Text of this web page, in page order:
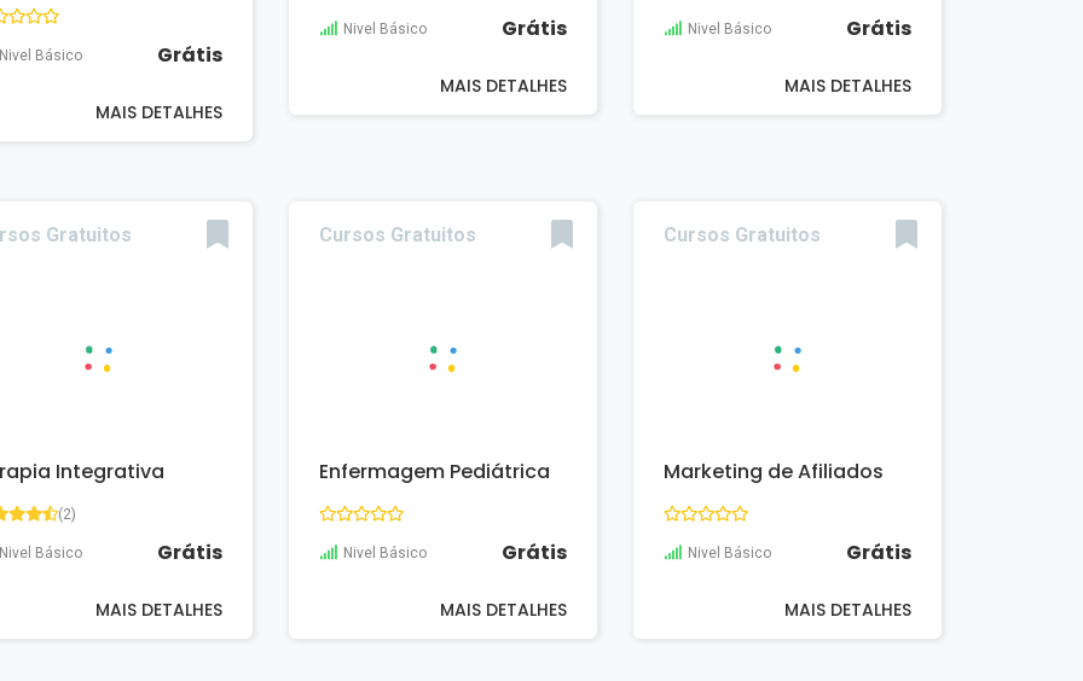
Nivel Básico Grátis
MAIS DETALHES
Nivel Básico Grátis
MAIS DETALHES
Nivel Básico Grátis
MAIS DETALHES
Gratuitos
Integrativa
(2)
Nivel Básico Grátis
MAIS DETALHES
Cursos Gratuitos
Enfermagem Pediátrica
Nivel Básico Grátis
MAIS DETALHES
Cursos Gratuitos
Marketing de Afiliados
Nivel Básico Grátis
MAIS DETALHES